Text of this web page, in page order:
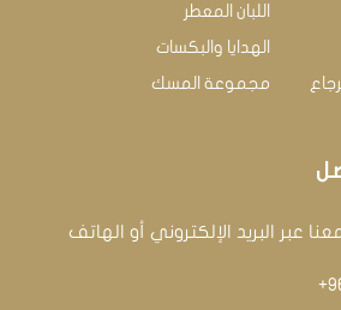
اللبان المعطر
الهدايا والبكسات
مجموعة المسك
عبر البريد الإلكتروني أو الهاتف